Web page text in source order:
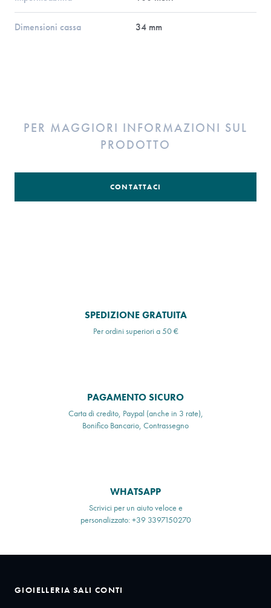
Dimensioni cassa 34 mm
PER MAGGIORI INFORMAZIONI SUL
PRODOTTO
CONTATTACI
SPEDIZIONE GRATUITA
Per ordini superiori a 50 €
PAGAMENTO SICURO
Carta di credito, Paypal (anche in 3 rate),
Bonifico Bancario, Contrassegno
WHATSAPP
Scrivici per un aiuto veloce e
personalizzato: +39 3397150270
GIOIELLERIA SALI CONTI